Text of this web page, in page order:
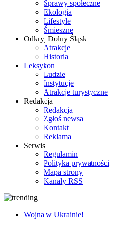
Sprawy społeczne
Ekologia
Lifestyle
Śmieszne
Odkryj Dolny Śląsk
Atrakcje
Historia
Leksykon
Ludzie
Instytucje
Atrakcje turystyczne
Redakcja
Redakcja
Zgłoś newsa
Kontakt
Reklama
Serwis
Regulamin
Polityka prywatności
Mapa strony
Kanały RSS
Wojna w Ukrainie!